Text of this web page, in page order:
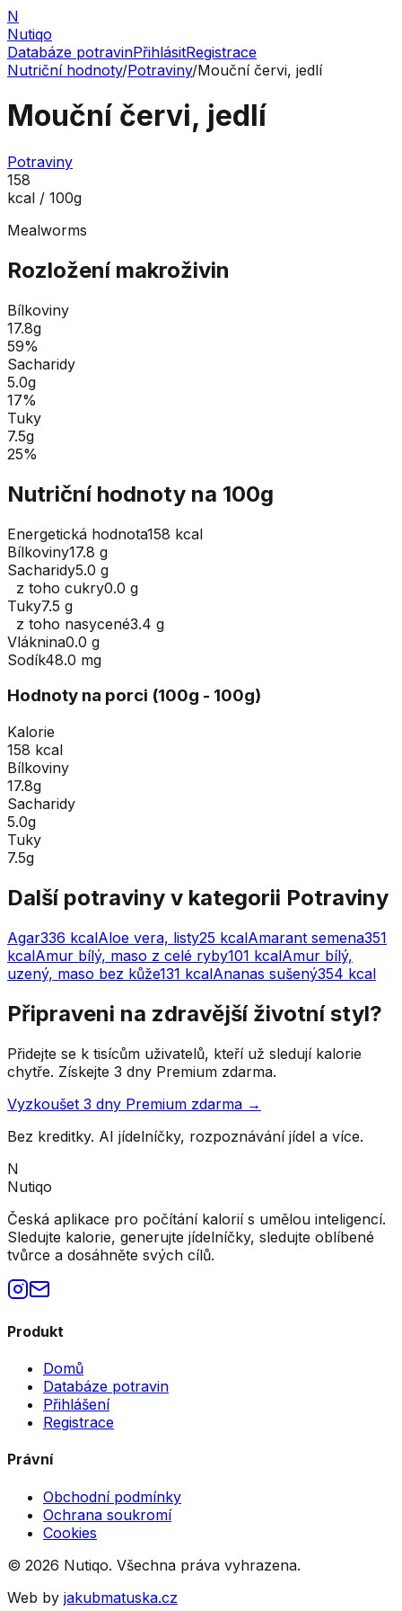
N
Nutiqo
Databáze potravinPřihlásitRegistrace
Nutriční hodnoty/Potraviny/Mouční červi, jedlí
Mouční červi, jedlí
Potraviny
158
kcal / 100g
Mealworms
Rozložení makroživin
Bílkoviny
17.8g
59%
Sacharidy
5.0g
17%
Tuky
7.5g
25%
Nutriční hodnoty na 100g
Energetická hodnota158 kcal
Bílkoviny17.8 g
Sacharidy5.0 g
z toho cukry0.0 g
Tuky7.5 g
z toho nasycené3.4 g
Vláknina0.0 g
Sodík48.0 mg
Hodnoty na porci (100g - 100g)
Kalorie
158 kcal
Bílkoviny
17.8g
Sacharidy
5.0g
Tuky
7.5g
Další potraviny v kategorii Potraviny
Agar336 kcalAloe vera, listy25 kcalAmarant semena351
kcalAmur bílý, maso z celé ryby101 kcalAmur bílý,
uzený, maso bez kůže131 kcalAnanas sušený354 kcal
Připraveni na zdravější životní styl?
Přidejte se k tisícům uživatelů, kteří už sledují kalorie
chytře. Získejte 3 dny Premium zdarma.
Vyzkoušet 3 dny Premium zdarma →
Bez kreditky. AI jídelníčky, rozpoznávání jídel a více.
N
Nutiqo
Česká aplikace pro počítání kalorií s umělou inteligencí.
Sledujte kalorie, generujte jídelníčky, sledujte oblíbené
tvůrce a dosáhněte svých cílů.
Produkt
Domů
Databáze potravin
Přihlášení
Registrace
Právní
Obchodní podmínky
Ochrana soukromí
Cookies
© 2026 Nutiqo. Všechna práva vyhrazena.
Web by jakubmatuska.cz